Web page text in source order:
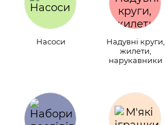
Насоси
Надувні круги,
жилети,
нарукавники